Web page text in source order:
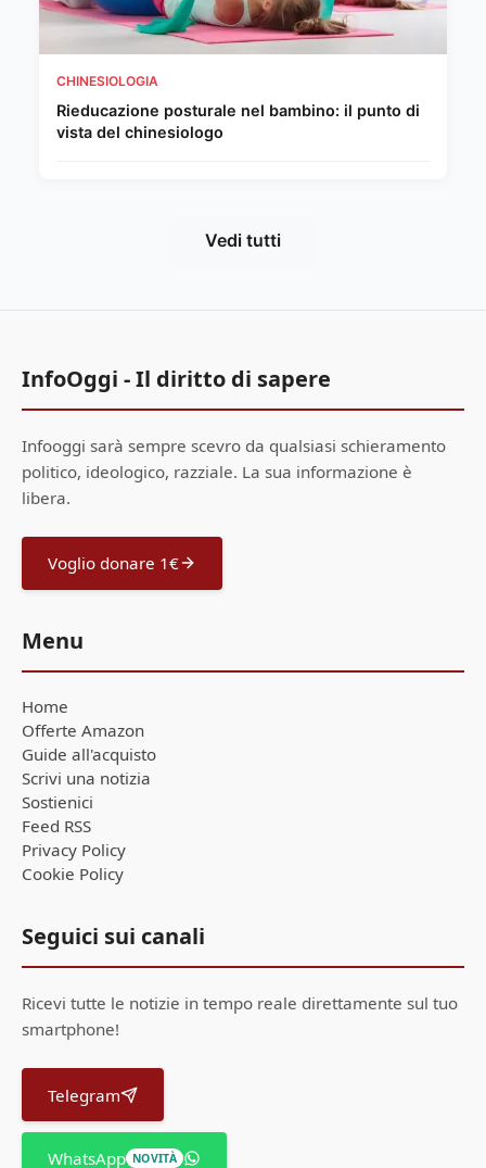
CHINESIOLOGIA
Rieducazione posturale nel bambino: il punto di
vista del chinesiologo
Vedi tutti
InfoOggi - Il diritto di sapere
Infooggi sarà sempre scevro da qualsiasi schieramento
politico, ideologico, razziale. La sua informazione è
libera.
Voglio donare 1€
Menu
Home
Offerte Amazon
Guide all'acquisto
Scrivi una notizia
Sostienici
Feed RSS
Privacy Policy
Cookie Policy
Seguici sui canali
Ricevi tutte le notizie in tempo reale direttamente sul tuo
smartphone!
Telegram
WhatsApp NOVITÀ